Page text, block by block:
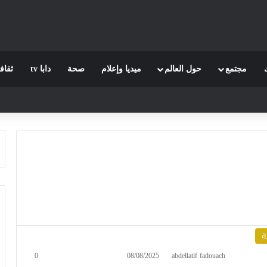
مجتمع حول العالم ميديا وإعلام صحة دابا tv
abdellatif fadouach
08/08/2025
0